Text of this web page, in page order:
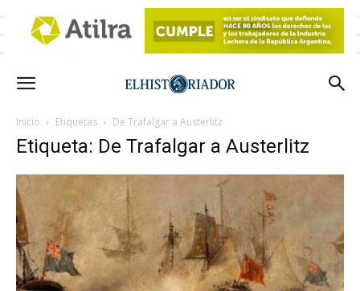
Inicio Etiquetas De Trafalgar a Austerlitz
Etiqueta: De Trafalgar a Austerlitz